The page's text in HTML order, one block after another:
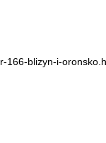
166-blizyn-i-